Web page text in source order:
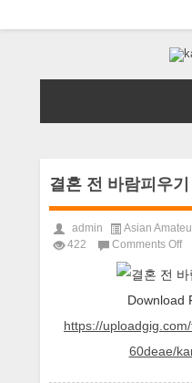
결혼 전 바람피우
admin Asian
422
Comments Offon
혼
전
람
우
Download
https://
60deae/